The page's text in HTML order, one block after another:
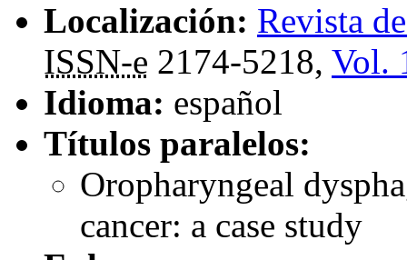
Localización: Revista
ISSN-e 2174-5218, Vol.
Idioma: español
Títulos paralelos:
Oropharyngeal
cancer: a case study